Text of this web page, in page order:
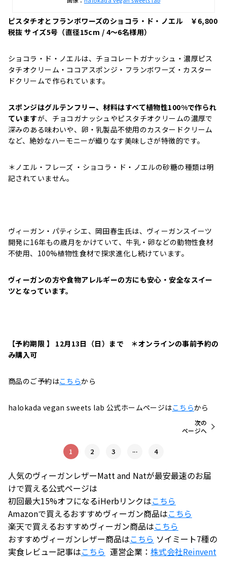
ピスタチオとフランボワーズのショコラ・ド・ノエル ￥6,800
税抜 サイズ5号（直径15cm / 4〜6名様用）
ショコラ・ド・ノエルは、チョコレートガナッシュ・濃厚ピス
タチオクリーム・ココアスポンジ・フランボワーズ・カスター
ドクリームで作られています。
スポンジはグルテンフリー、材料はすべて植物性100%で作られ
ていますが、チョコガナッシュやピスタチオクリームの濃厚で
深みのある味わいや、卵・乳製品不使用のカスタードクリーム
など、絶妙なハーモニーが織りなす美味しさが特徴的です。
＊ノエル・フレーズ ・ショコラ・ド・ノエルの砂糖の種類は明
記されていません。
ヴィーガン・パティシエ、岡田春生氏は、ヴィーガンスイーツ
開発に16年もの歳月をかけていて、牛乳・卵などの動物性食材
不使用、100%植物性食材で探求進化し続けています。
ヴィーガンの方や食物アレルギーの方にも安心・安全なスイー
ツとなっています。
【予約期限 】 12月13日（日）まで ＊オンラインの事前予約の
み購入可
商品のご予約はこちらから
halokada vegan sweets lab 公式ホームページはこちらから
1 2 3 ...
次の
ページへ
4
人気のヴィーガンレザーMatt and Natが最安最速のお届
けで買える公式ページは
初回最大15%オフになるiHerbリンクはこちら
Amazonで買えるおすすめヴィーガン商品はこちら
楽天で買えるおすすめヴィーガン商品はこちら
おすすめヴィーガンレザー商品はこちら ソイミート7種の
実食レビュー記事はこちら 運営企業： 株式会社Reinvent